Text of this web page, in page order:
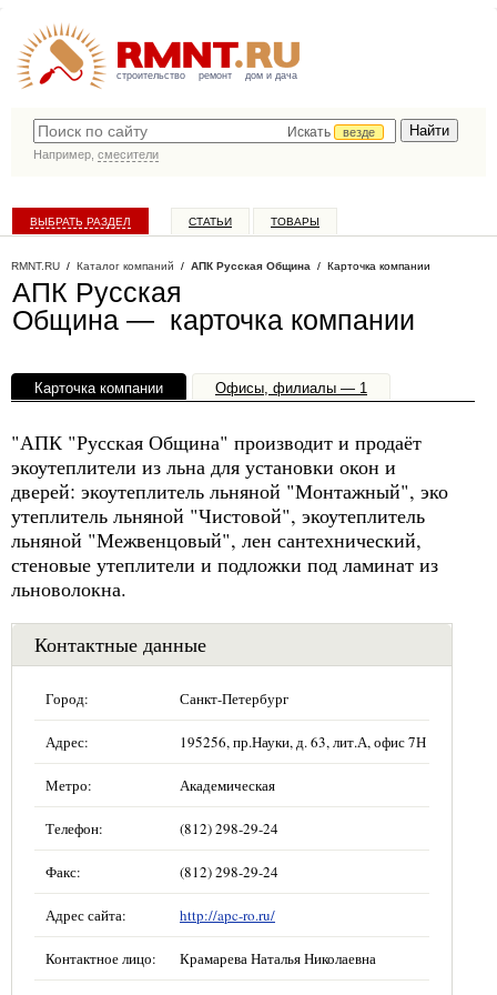
строительство ремонт дом и дача
Искать
везде
Например, смесители
ВЫБРАТЬ РАЗДЕЛ СТАТЬИ ТОВАРЫ
RMNT.RU / Каталог компаний / АПК Русская Община / Карточка компании
АПК Русская
Община — карточка компании
Карточка компании Офисы, филиалы — 1
"АПК "Русская Община" производит и продаёт
экоутеплители из льна для установки окон и
дверей: экоутеплитель льняной "Монтажный", эко
утеплитель льняной "Чистовой", экоутеплитель
льняной "Межвенцовый", лен сантехнический,
стеновые утеплители и подложки под ламинат из
льноволокна.
Контактные данные
Город: Санкт-Петербург
Адрес: 195256, пр.Науки, д. 63, лит.А, офис 7Н
Метро: Академическая
Телефон: (812) 298-29-24
Факс: (812) 298-29-24
Адрес сайта: http://apc-ro.ru/
Контактное лицо: Крамарева Наталья Николаевна